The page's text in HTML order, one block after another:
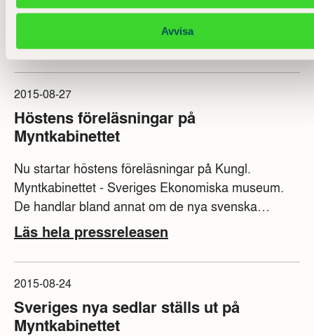
Avvisa
med Mamsell Silverstierna som sedan håller öppet
Läs hela pressreleasen
2015-08-27
Höstens föreläsningar på
Myntkabinettet
Nu startar höstens föreläsningar på Kungl.
Myntkabinettet - Sveriges Ekonomiska museum.
De handlar bland annat om de nya svenska
sedlarna, årets ekonomipristagare och bitcoin. I
september anknyter föreläsningarna till den
tillfälliga utställningen Labyrinten - om bistånd,
rikedom, fattigdom, vi och dom. Först ut är Ulf
Frödin som pratar om sitt tecknande och vad man
egentligen kan skratta åt.
Läs hela pressreleasen
2015-08-24
Sveriges nya sedlar ställs ut på
Myntkabinettet